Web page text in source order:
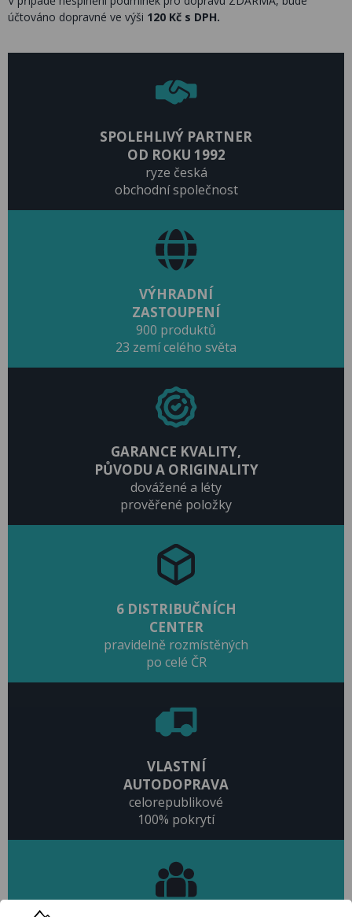
účtováno dopravné ve výši 120 Kč s DPH.
SPOLEHLIVÝ PARTNER
OD ROKU 1992
ryze česká
obchodní společnost
VÝHRADNÍ
ZASTOUPENÍ
900 produktů
23 zemí celého světa
GARANCE KVALITY,
PŮVODU A ORIGINALITY
dovážené a léty
prověřené položky
6 DISTRIBUČNÍCH
CENTER
pravidelně rozmístěných
po celé ČR
VLASTNÍ
AUTODOPRAVA
celorepublikové
100% pokrytí